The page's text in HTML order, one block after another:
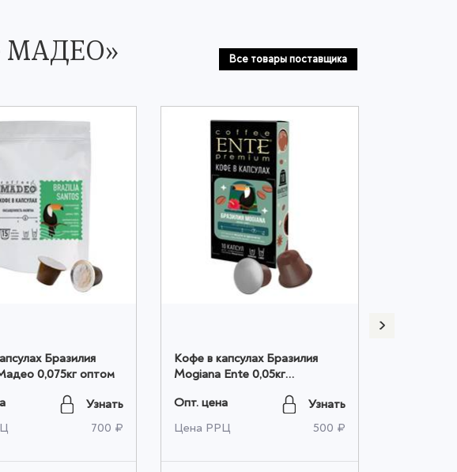
МАДЕО» Все товары поставщика
Бразилия
0,075кг оптом
Узнать
700 ₽
Кофе в капсулах Бразилия
Mogiana Ente 0,05кг
Опт. цена
Узнать
Цена РРЦ
500 ₽